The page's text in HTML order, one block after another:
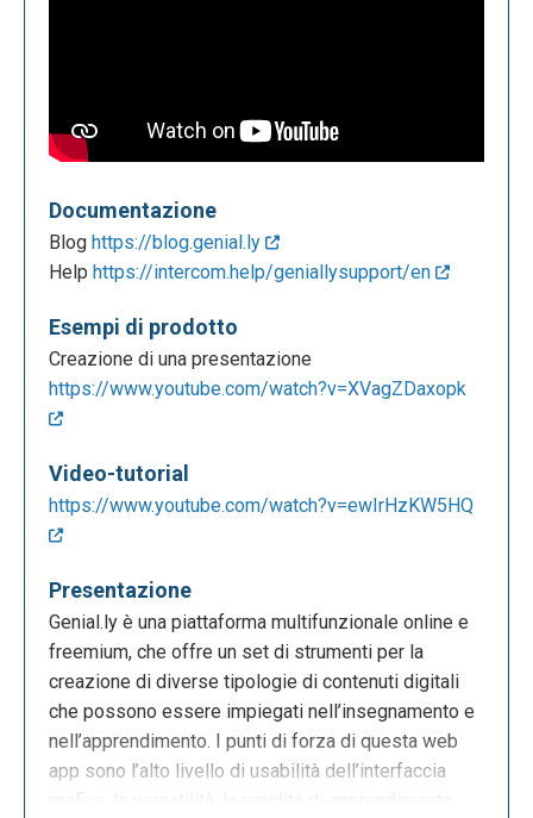
Documentazione
Blog https://blog.genial.ly
Help https://intercom.help/geniallysupport/en
Esempi di prodotto
Creazione di una presentazione
https://www.youtube.com/watch?v=XVagZDaxopk
Video-tutorial
https://www.youtube.com/watch?v=ewIrHzKW5HQ
Presentazione
Genial.ly è una piattaforma multifunzionale online e
freemium, che offre un set di strumenti per la
creazione di diverse tipologie di contenuti digitali
che possono essere impiegati nell’insegnamento e
nell’apprendimento. I punti di forza di questa web
app sono l’alto livello di usabilità dell’interfaccia